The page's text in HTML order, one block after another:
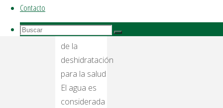
Contacto
Buscar
Buscar:
Buscar
El agua es
considerada